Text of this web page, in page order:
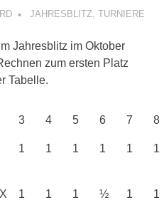
JAHRESBLITZ TURNIERE
Jahresblitz im Oktober
zum ersten Platz
Tabelle.
3 4 5 6 7 8
1 1 1 1 1 1
1 1 1 ½ 1 1